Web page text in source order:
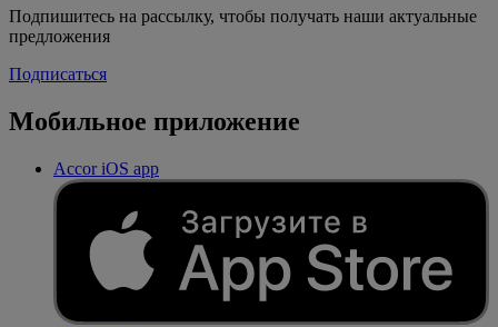
Подпишитесь на рассылку, чтобы получать наши актуальные
предложения
Подписаться
Мобильное приложение
Accor iOS app